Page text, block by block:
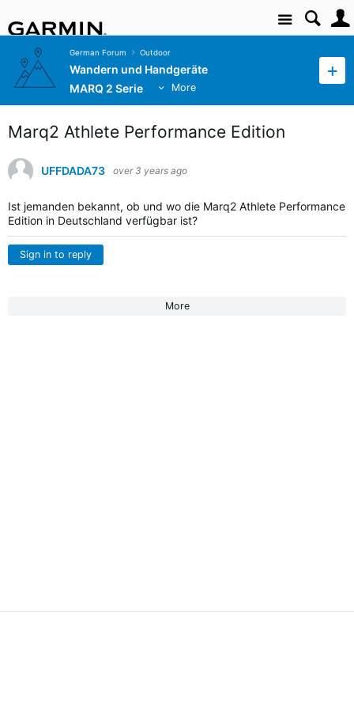
Site
German Forum Outdoor
Wandern und Handgeräte
MARQ 2 Serie
More
Marq2 Athlete Performance Edition
UFFDADA73 over 3 years ago
Ist jemanden bekannt, ob und wo die Marq2 Athlete Performance
Edition in Deutschland verfügbar ist?
Sign in to reply
More